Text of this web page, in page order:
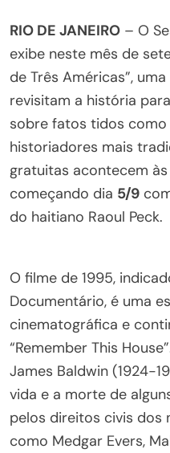
RIO DE JANEIRO – O
exibe neste mês de
de Três Américas”,
revisitam a história
sobre fatos tidos
historiadores mais
gratuitas acontecem
começando dia 5/9
do haitiano Raoul Peck.
O filme de 1995,
Documentário, é uma
cinematográfica e
“Remember This
James Baldwin (1924-
vida e a morte de
pelos direitos civis dos
como Medgar Evers,